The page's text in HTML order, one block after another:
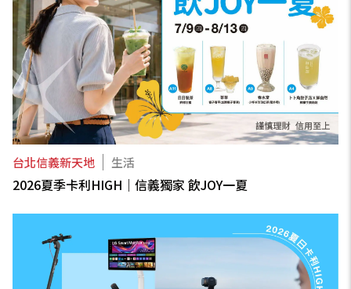
台北信義新天地 生活
2026夏季卡利HIGH｜信義獨家 飲JOY一夏